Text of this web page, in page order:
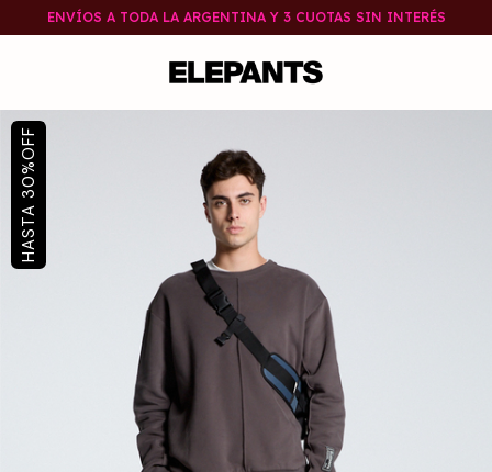
ENVÍOS A TODA LA ARGENTINA Y 3 CUOTAS SIN INTERÉS
30
%
OFF